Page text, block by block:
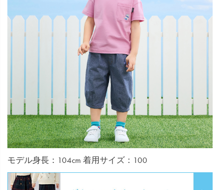
モデル身長：104cm 着用サイズ：100